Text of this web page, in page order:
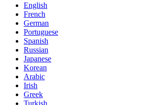
English
French
German
Portuguese
Spanish
Russian
Japanese
Korean
Arabic
Irish
Greek
Turkish